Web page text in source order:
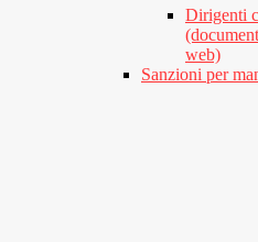
Dirigenti
web)
Sanzioni per